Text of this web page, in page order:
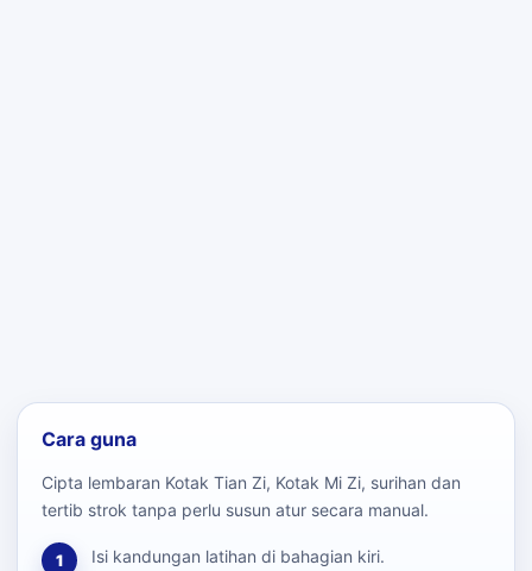
Cara guna
Cipta lembaran Kotak Tian Zi, Kotak Mi Zi, surihan dan
tertib strok tanpa perlu susun atur secara manual.
1 Isi kandungan latihan di bahagian kiri.